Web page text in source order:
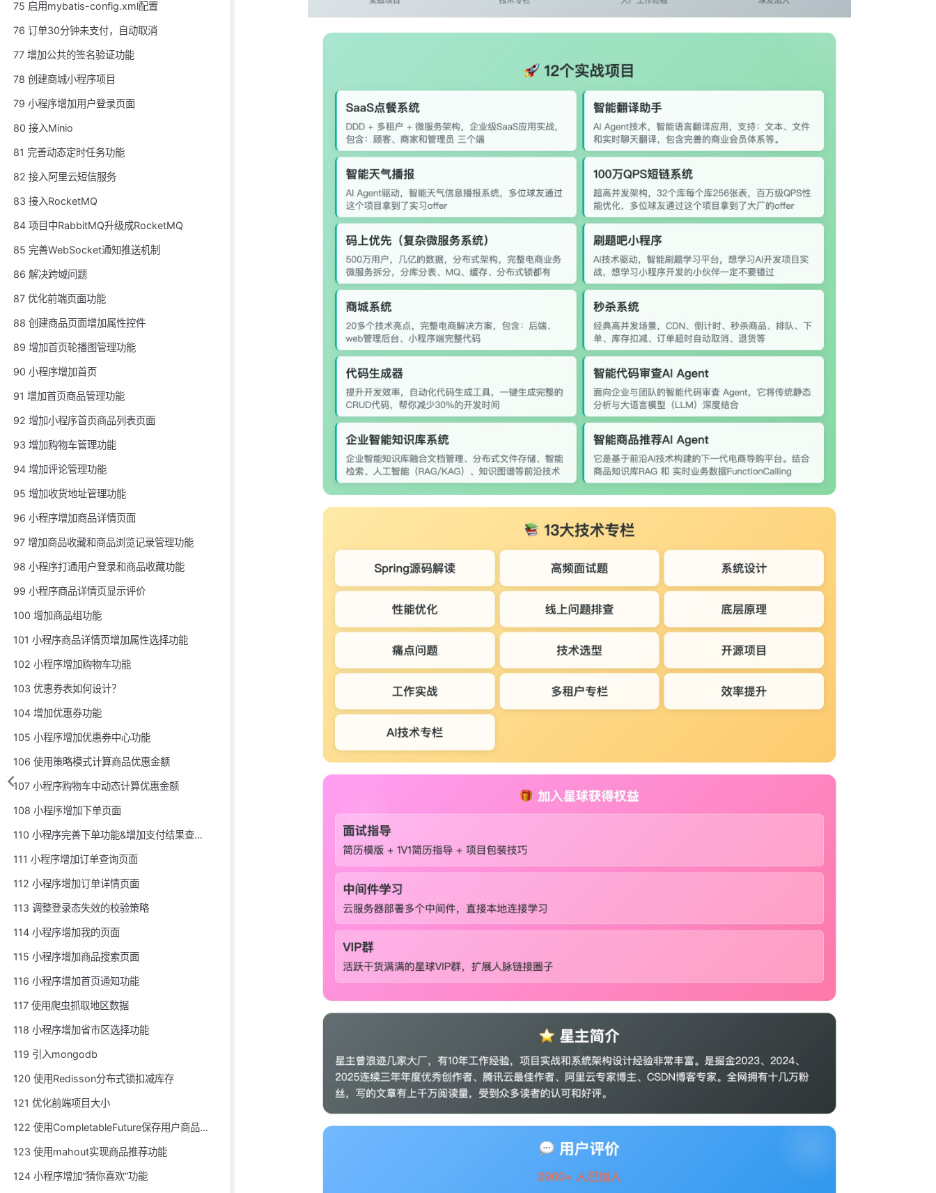
75 启用mybatis-config.xml配置
76 订单30分钟未支付，自动取消
77 增加公共的签名验证功能
78 创建商城小程序项目
79 小程序增加用户登录页面
80 接入Minio
81 完善动态定时任务功能
82 接入阿里云短信服务
83 接入RocketMQ
84 项目中RabbitMQ升级成RocketMQ
85 完善WebSocket通知推送机制
86 解决跨域问题
87 优化前端页面功能
88 创建商品页面增加属性控件
89 增加首页轮播图管理功能
90 小程序增加首页
91 增加首页商品管理功能
92 增加小程序首页商品列表页面
93 增加购物车管理功能
94 增加评论管理功能
95 增加收货地址管理功能
96 小程序增加商品详情页面
97 增加商品收藏和商品浏览记录管理功能
98 小程序打通用户登录和商品收藏功能
99 小程序商品详情页显示评价
100 增加商品组功能
101 小程序商品详情页增加属性选择功能
102 小程序增加购物车功能
103 优惠券表如何设计？
104 增加优惠券功能
105 小程序增加优惠券中心功能
106 使用策略模式计算商品优惠金额
107 小程序购物车中动态计算优惠金额
108 小程序增加下单页面
110 小程序完善下单功能&增加支付结果查询页面
111 小程序增加订单查询页面
112 小程序增加订单详情页面
113 调整登录态失效的校验策略
114 小程序增加我的页面
115 小程序增加商品搜索页面
116 小程序增加首页通知功能
117 使用爬虫抓取地区数据
118 小程序增加省市区选择功能
119 引入mongodb
120 使用Redisson分布式锁扣减库存
121 优化前端项目大小
122 使用CompletableFuture保存用户商品浏览记录
123 使用mahout实现商品推荐功能
124 小程序增加“猜你喜欢”功能